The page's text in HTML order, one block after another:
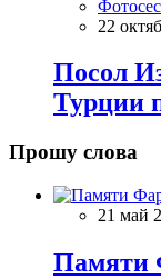
22
Посол
Турции
Прошу слова
21 май
Памяти